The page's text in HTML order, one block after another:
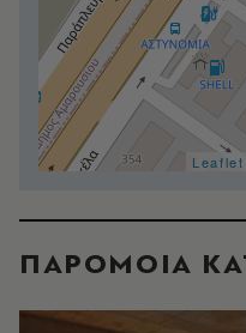
Leaflet
ΠΑΡΟΜΟΙΑ